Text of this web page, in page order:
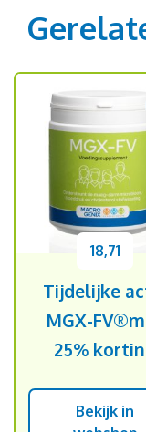
Tijdelijke
MGX-
25%
18,71
Bekijk in